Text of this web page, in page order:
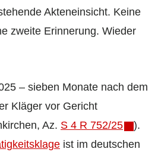
Akteneinsicht. Keine
zweite Erinnerung. Wieder
– sieben Monate nach dem
Kläger vor Gericht
Az. S 4 R 752/25
).
ist im deutschen